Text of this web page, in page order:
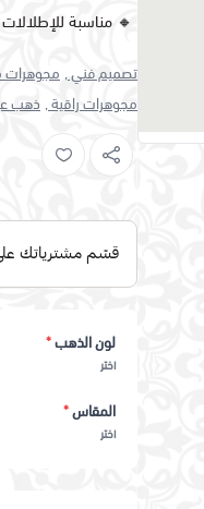
🔸 مناسبة للإطلالات
تصميم فني , مجوهرات
مجوهرات راقية , ذهب عيار
لون الذهب*
اختر
المقاس*
اختر